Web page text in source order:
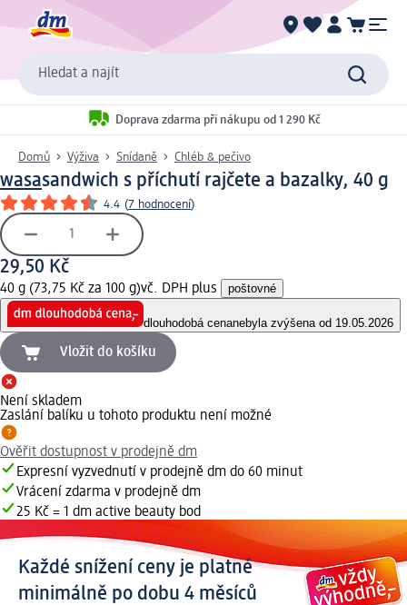
Hledat a najít
Doprava zdarma při nákupu od 1 290 Kč
Domů Výživa Snídaně Chléb & pečivo
wasasandwich s příchutí rajčete a bazalky, 40 g
4.4 (7 hodnocení)
29,50 Kč
40 g (73,75 Kč za 100 g)vč. DPH plus poštovné
dlouhodobá cenanebyla zvýšena od 19.05.2026
Vložit do košíku
Není skladem
Zaslání balíku u tohoto produktu není možné
Ověřit dostupnost v prodejně dm
Expresní vyzvednutí v prodejně dm do 60 minut
Vrácení zdarma v prodejně dm
25 Kč = 1 dm active beauty bod
Každé snížení ceny je platné
minimálně po dobu 4 měsíců